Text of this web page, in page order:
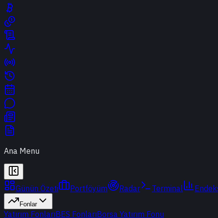
Ana Menu
Günün Özeti Portföyüm Radar Terminal
Fonlar
Yatırım FonlarıBES FonlarıBorsa Yatırım Fonu